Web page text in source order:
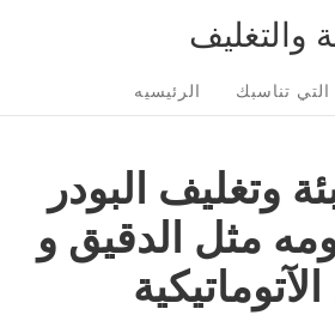
والتغليف
التي تناسبك الرئيسيه
وتغليف البودر
مثل الدقيق و